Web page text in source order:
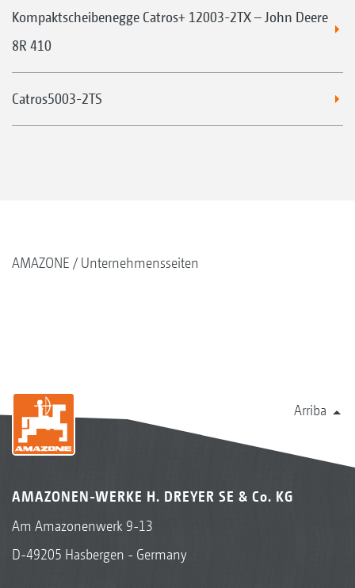
Kompaktscheibenegge Catros+ 12003-2TX – John Deere
8R 410
Catros5003-2TS
AMAZONE Unternehmensseiten
Arriba
AMAZONEN-WERKE H. DREYER SE & Co. KG
Am Amazonenwerk 9-13
D-49205 Hasbergen - Germany